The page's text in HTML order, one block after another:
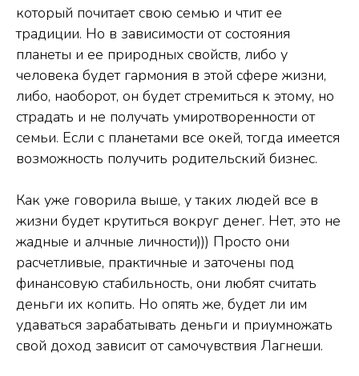
который почитает свою семью и чтит ее
традиции. Но в зависимости от состояния
планеты и ее природных свойств, либо у
человека будет гармония в этой сфере жизни,
либо, наоборот, он будет стремиться к этому, но
страдать и не получать умиротворенности от
семьи. Если с планетами все окей, тогда имеется
возможность получить родительский бизнес.
Как уже говорила выше, у таких людей все в
жизни будет крутиться вокруг денег. Нет, это не
жадные и алчные личности))) Просто они
расчетливые, практичные и заточены под
финансовую стабильность, они любят считать
деньги их копить. Но опять же, будет ли им
удаваться зарабатывать деньги и приумножать
свой доход зависит от самочувствия Лагнеши.